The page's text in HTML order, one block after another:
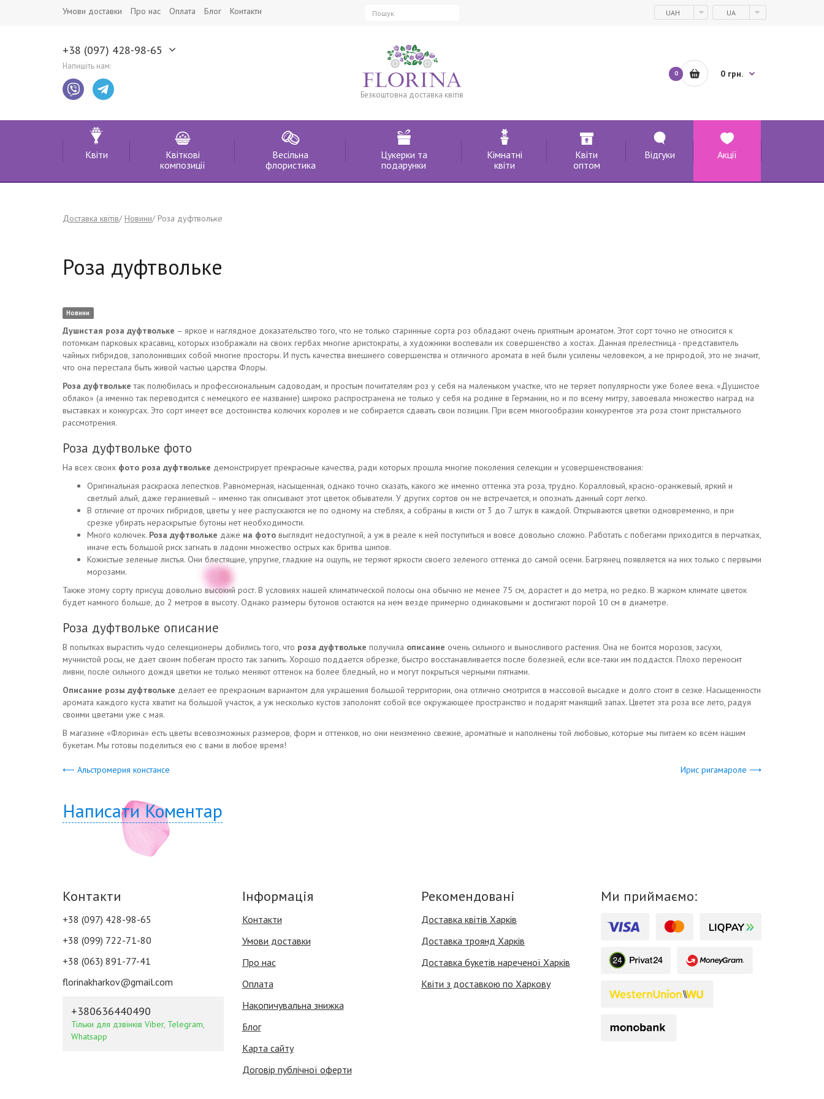
Умови доставки Про нас Оплата Блог Контакти UAH UA
+38 (097) 428-98-65
Напишіть нам:
Безкоштовна доставка квітів
0 0 грн.
Квіти
Квіткові
композиції
Весільна
флористика
Цукерки та
подарунки
Кімнатні
квіти
Квіти
оптом
Відгуки Акції
Доставка квітів Новини Роза дуфтвольке
Роза дуфтвольке
Новини
Душистая роза дуфтвольке – яркое и наглядное доказательство того, что не только старинные сорта роз обладают очень приятным ароматом. Этот сорт точно не относится к
потомкам парковых красавиц, которых изображали на своих гербах многие аристократы, а художники воспевали их совершенство а хостах. Данная прелестница - представитель
чайных гибридов, заполонивших собой многие просторы. И пусть качества внешнего совершенства и отличного аромата в ней были усилены человеком, а не природой, это не значит,
что она перестала быть живой частью царства Флоры.
Роза дуфтвольке так полюбилась и профессиональным садоводам, и простым почитателям роз у себя на маленьком участке, что не теряет популярности уже более века. «Душистое
облако» (а именно так переводится с немецкого ее название) широко распространена не только у себя на родине в Германии, но и по всему митру, завоевала множество наград на
выставках и конкурсах. Это сорт имеет все достоинства колючих королев и не собирается сдавать свои позиции. При всем многообразии конкурентов эта роза стоит пристального
рассмотрения.
Роза дуфтвольке фото
На всех своих фото роза дуфтвольке демонстрирует прекрасные качества, ради которых прошла многие поколения селекции и усовершенствования:
Оригинальная раскраска лепестков. Равномерная, насыщенная, однако точно сказать, какого же именно оттенка эта роза, трудно. Коралловый, красно-оранжевый, яркий и
светлый алый, даже гераниевый – именно так описывают этот цветок обыватели. У других сортов он не встречается, и опознать данный сорт легко.
В отличие от прочих гибридов, цветы у нее распускаются не по одному на стеблях, а собраны в кисти от 3 до 7 штук в каждой. Открываются цветки одновременно, и при
срезке убирать нераскрытые бутоны нет необходимости.
Много колючек. Роза дуфтвольке даже на фото выглядит недоступной, а уж в реале к ней поступиться и вовсе довольно сложно. Работать с побегами приходится в перчатках,
иначе есть большой риск загнать в ладони множество острых как бритва шипов.
Кожистые зеленые листья. Они блестящие, упругие, гладкие на ощупь, не теряют яркости своего зеленого оттенка до самой осени. Багрянец появляется на них только с первыми
морозами.
Также этому сорту присущ довольно высокий рост. В условиях нашей климатической полосы она обычно не менее 75 см, дорастет и до метра, но редко. В жарком климате цветок
будет намного больше, до 2 метров в высоту. Однако размеры бутонов остаются на нем везде примерно одинаковыми и достигают порой 10 см в диаметре.
Роза дуфтвольке описание
В попытках вырастить чудо селекционеры добились того, что роза дуфтвольке получила описание очень сильного и выносливого растения. Она не боится морозов, засухи,
мучнистой росы, не дает своим побегам просто так загнить. Хорошо поддается обрезке, быстро восстанавливается после болезней, если все-таки им поддастся. Плохо переносит
ливни, после сильного дождя цветки не только меняют оттенок на более бледный, но и могут покрыться черными пятнами.
Описание розы дуфтвольке делает ее прекрасным вариантом для украшения большой территории, она отлично смотрится в массовой высадке и долго стоит в сезке. Насыщенности
аромата каждого куста хватит на большой участок, а уж несколько кустов заполонят собой все окружающее пространство и подарят манящий запах. Цветет эта роза все лето, радуя
своими цветами уже с мая.
В магазине «Флорина» есть цветы всевозможных размеров, форм и оттенков, но они неизменно свежие, ароматные и наполнены той любовью, которые мы питаем ко всем нашим
букетам. Мы готовы поделиться ею с вами в любое время!
⟵ Альстромерия констансе Ирис ригамароле ⟶
Написати Коментар
Контакти
+38 (097) 428-98-65
+38 (099) 722-71-80
+38 (063) 891-77-41
florinakharkov@gmail.com
+380636440490
Тільки для дзвінків Viber, Telegram,
Whatsapp
Інформація
Контакти
Умови доставки
Про нас
Оплата
Накопичувальна знижка
Блог
Карта сайту
Договір публічної оферти
Рекомендовані
Доставка квітів Харків
Доставка троянд Харків
Доставка букетів нареченої Харків
Квіти з доставкою по Харкову
Ми приймаємо: